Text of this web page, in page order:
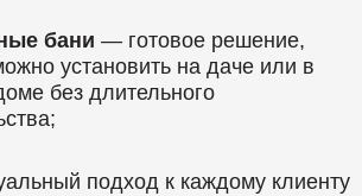
бани — готовое решение,
установить на даче или в
без длительного
подход к каждому клиенту